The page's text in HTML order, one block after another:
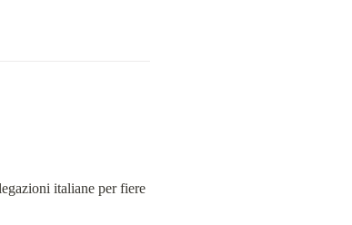
italiane per fiere